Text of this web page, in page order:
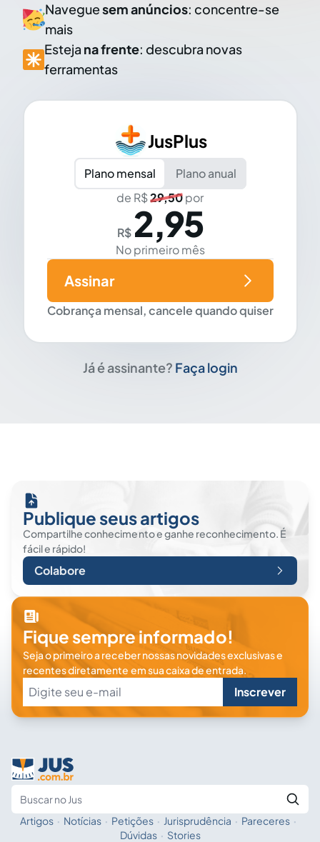
Naveguesem anúncios: concentre-se
mais
Esteja na frente: descubra novas
ferramentas
JusPlus
Plano mensal
Plano anual
de R$29,50por
R$ 2,95
No primeiro mês
Cobrança mensal, cancele quando quiser
Assinar
Já é assinante? Faça login
Publique seus artigos
Compartilhe conhecimento e ganhe reconhecimento. É
fácil e rápido!
Colabore
Fique sempre informado!
Seja o primeiro a receber nossas novidades exclusivas e
recentes diretamente em sua caixa de entrada.
Inscrever
Fale com a IA
Artigos · Notícias · Petições · Jurisprudência · Pareceres ·
Dúvidas · Stories